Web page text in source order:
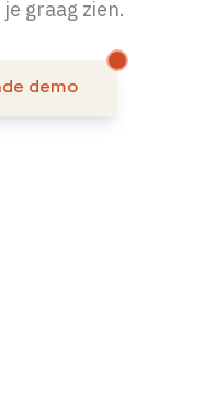
graag zien.
demo